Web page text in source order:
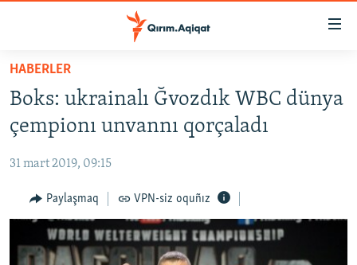
Esas
qaytmaq
Baş
navigatsiyağa
qaytmaq
qaytmaq
HABERLER
İQTİSADİYAT
CEMİYET
MEDENİYET
İNSAN AQLARI
VİDEO
HABERLER
Boks: ukrainalı Ğvozdık WBC dünya
çempionı unvannı qorçaladı
31 mart 2019, 09:15
Paylaşmaq VPN-siz oquñız